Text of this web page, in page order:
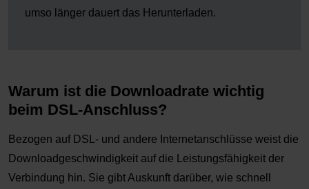
umso länger dauert das Herunterladen.
Warum ist die Downloadrate wichtig
beim DSL-Anschluss?
Bezogen auf DSL- und andere Internetanschlüsse weist die
Downloadgeschwindigkeit auf die Leistungsfähigkeit der
Verbindung hin. Sie gibt Auskunft darüber, wie schnell